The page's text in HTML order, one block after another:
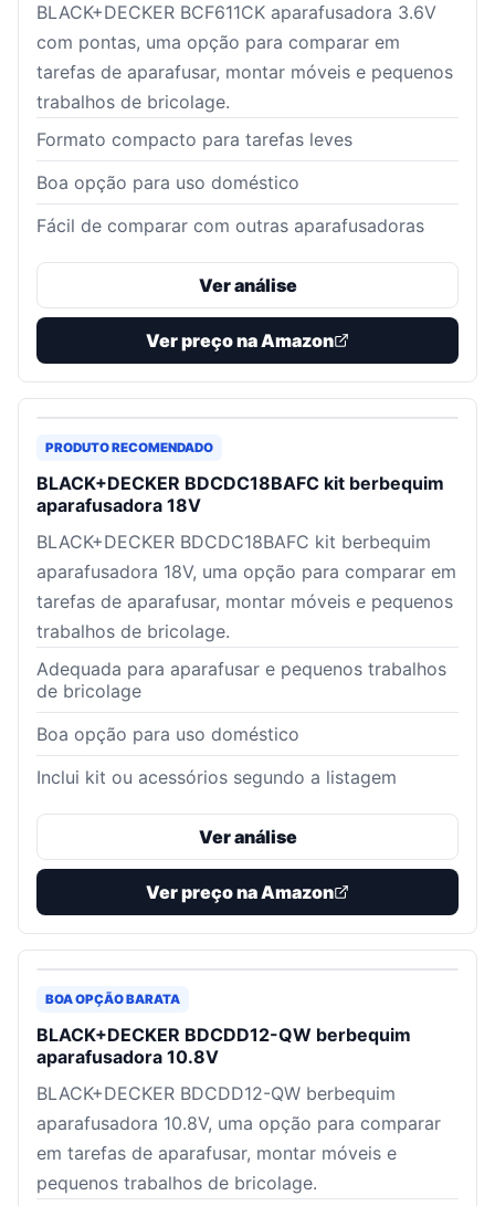
BLACK+DECKER BCF611CK aparafusadora 3.6V
com pontas, uma opção para comparar em
tarefas de aparafusar, montar móveis e pequenos
trabalhos de bricolage.
Formato compacto para tarefas leves
Boa opção para uso doméstico
Fácil de comparar com outras aparafusadoras
Ver análise
Ver preço na Amazon
PRODUTO RECOMENDADO
BLACK+DECKER BDCDC18BAFC kit berbequim
aparafusadora 18V
BLACK+DECKER BDCDC18BAFC kit berbequim
aparafusadora 18V, uma opção para comparar em
tarefas de aparafusar, montar móveis e pequenos
trabalhos de bricolage.
Adequada para aparafusar e pequenos trabalhos
de bricolage
Boa opção para uso doméstico
Inclui kit ou acessórios segundo a listagem
Ver análise
Ver preço na Amazon
BOA OPÇÃO BARATA
BLACK+DECKER BDCDD12-QW berbequim
aparafusadora 10.8V
BLACK+DECKER BDCDD12-QW berbequim
aparafusadora 10.8V, uma opção para comparar
em tarefas de aparafusar, montar móveis e
pequenos trabalhos de bricolage.